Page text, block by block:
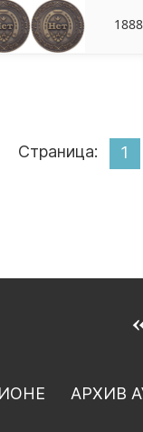
1888
Страница: 1
АРХИВ